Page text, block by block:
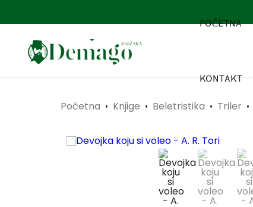
POČETNA
KONTAKT
Početna • Knjige • Beletristika • Triler •